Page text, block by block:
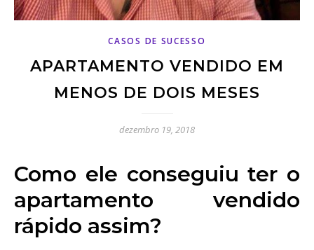
CASOS DE SUCESSO
APARTAMENTO VENDIDO EM
MENOS DE DOIS MESES
dezembro 19, 2018
Como ele conseguiu ter o
apartamento vendido
rápido assim?